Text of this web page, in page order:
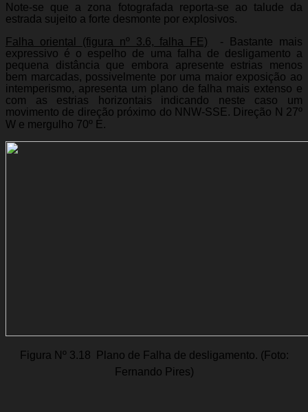
Note-se que a zona fotografada reporta-se ao talude da
estrada sujeito a forte desmonte por explosivos.
Falha oriental (figura nº 3.6, falha FE) - Bastante mais
expressivo é o espelho de uma falha de desligamento a
pequena distância que embora apresente estrias menos
bem marcadas, possivelmente por uma maior exposição ao
intemperismo, apresenta um plano de falha mais extenso e
com as estrias horizontais indicando neste caso um
movimento de direção próximo do NNW-SSE. Direção N 27º
W e mergulho 70º E.
Figura Nº 3.18  Plano de Falha de desligamento. (Foto:
Fernando Pires)